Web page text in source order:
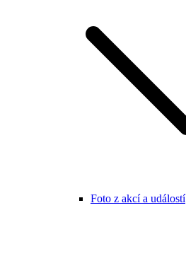
Foto z akcí a událostí